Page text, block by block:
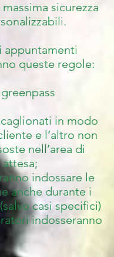
sicurezza
appuntamenti
queste regole:
in modo
e l’altro non
nell’area di
attesa;
indossare le
anche durante i
casi specifici)
indosseranno